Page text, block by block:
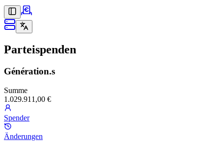
Parteispenden
Génération.s
Summe
1.029.911,00 €
Spender
Änderungen